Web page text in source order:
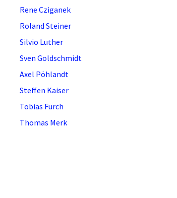
Rene Cziganek
Roland Steiner
Silvio Luther
Sven Goldschmidt
Axel Pöhlandt
Steffen Kaiser
Tobias Furch
Thomas Merk